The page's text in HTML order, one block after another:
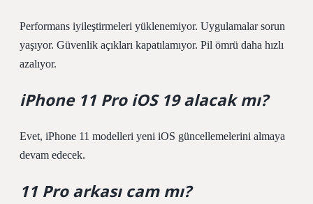
Performans iyileştirmeleri yüklenemiyor. Uygulamalar sorun
yaşıyor. Güvenlik açıkları kapatılamıyor. Pil ömrü daha hızlı
azalıyor.
iPhone 11 Pro iOS 19 alacak mı?
Evet, iPhone 11 modelleri yeni iOS güncellemelerini almaya
devam edecek.
11 Pro arkası cam mı?